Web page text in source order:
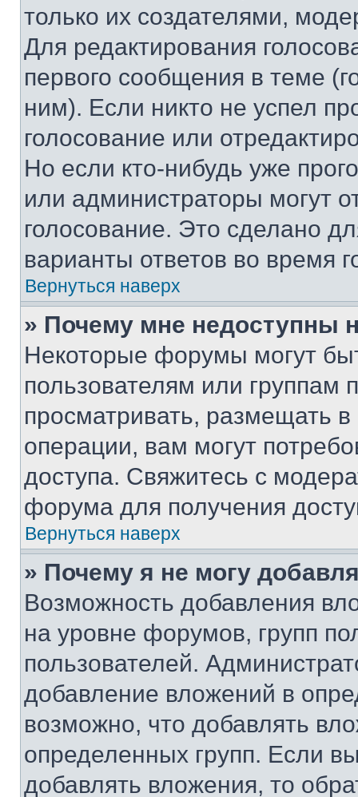
только их создателями,
Для редактирования
первого сообщения в теме
ним). Если никто не успел
голосование или
Но если кто-нибудь уже
или администраторы могут
голосование. Это сделано
варианты ответов во время
Вернуться наверх
» Почему мне недоступны
Некоторые форумы могут
пользователям или группам
просматривать, размещать
операции, вам могут
доступа. Свяжитесь с
форума для получения
Вернуться наверх
» Почему я не могу
Возможность добавления
на уровне форумов, групп
пользователей.
добавление вложений в
возможно, что добавлять
определенных групп. Если
добавлять вложения, то